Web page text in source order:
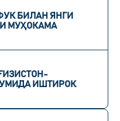
БИЛАН ЯНГИ
МУҲОКАМА
ИШТИРОК